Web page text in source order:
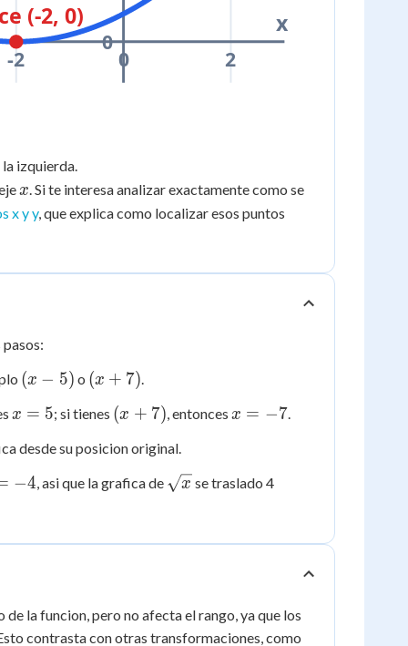
-2 0 2
0
x
(-2, 0)
izquierda.
x
x . Si te interesa analizar exactamente como se
x y y, que explica como localizar esos puntos
(x
5)
(x − 5) o (x
7)
(x + 7)
x
5
x = 5; si tienes (x
7)
(x + 7) , entonces x
x = −7.
desde su posicion original.
−4 , asi que la grafica de \sqrt{x}
x se traslado 4
la funcion, pero no afecta el rango, ya que los
contrasta con otras transformaciones, como